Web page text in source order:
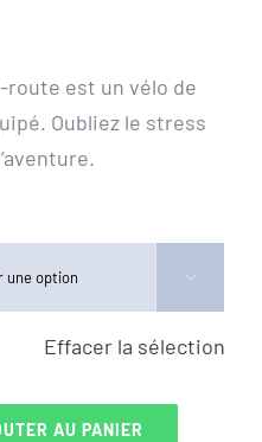
route est un vélo de
Oubliez le stress

Effacer la sélection
AU PANIER